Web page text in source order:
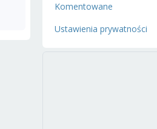
Komentowane
Ustawienia prywatności